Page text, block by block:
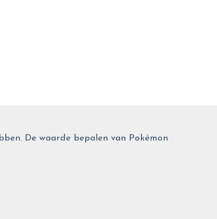
De waarde bepalen van Pokémon